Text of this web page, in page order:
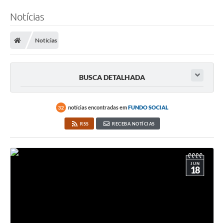
Notícias
Notícias
BUSCA DETALHADA
32 notícias encontradas emFUNDO SOCIAL
RSS RECEBA NOTÍCIAS
JUN
18